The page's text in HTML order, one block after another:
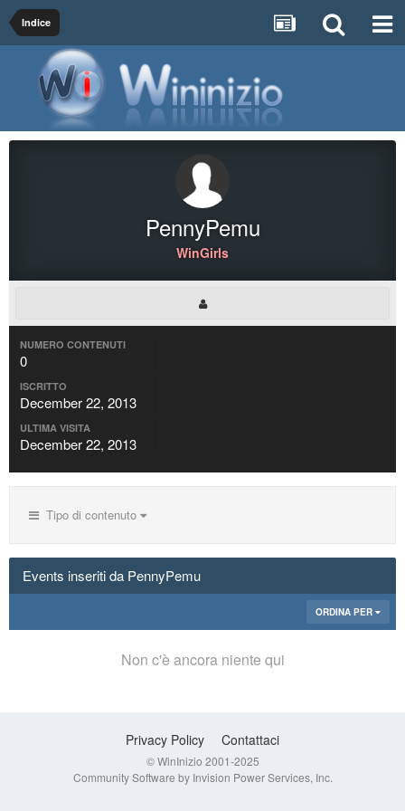
Indice
PennyPemu
WinGirls
NUMERO CONTENUTI
0
ISCRITTO
December 22, 2013
ULTIMA VISITA
December 22, 2013
Tipo di contenuto
Events inseriti da PennyPemu
ORDINA PER
Non c'è ancora niente qui
Privacy Policy Contattaci
© WinInizio 2001-2025
Community Software by Invision Power Services, Inc.